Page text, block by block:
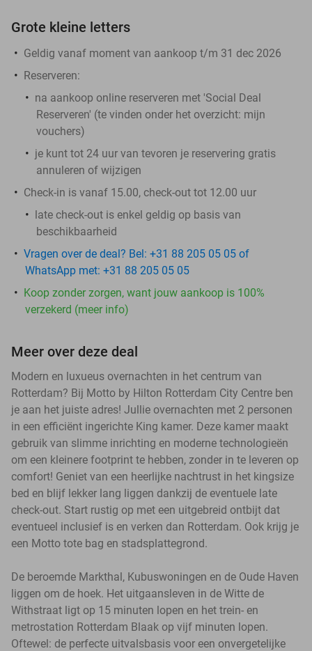
Grote kleine letters
Geldig vanaf moment van aankoop t/m 31 dec 2026
Reserveren:
na aankoop online reserveren met 'Social Deal
Reserveren' (te vinden onder het overzicht: mijn
vouchers)
je kunt tot 24 uur van tevoren je reservering gratis
annuleren of wijzigen
Check-in is vanaf 15.00, check-out tot 12.00 uur
late check-out is enkel geldig op basis van
beschikbaarheid
Vragen over de deal? Bel: +31 88 205 05 05 of
WhatsApp met: +31 88 205 05 05
Koop zonder zorgen, want jouw aankoop is 100%
verzekerd (meer info)
Meer over deze deal
Modern en luxueus overnachten in het centrum van
Rotterdam? Bij Motto by Hilton Rotterdam City Centre ben
je aan het juiste adres! Jullie overnachten met 2 personen
in een efficiënt ingerichte King kamer. Deze kamer maakt
gebruik van slimme inrichting en moderne technologieën
om een kleinere footprint te hebben, zonder in te leveren op
comfort! Geniet van een heerlijke nachtrust in het kingsize
bed en blijf lekker lang liggen dankzij de eventuele late
check-out. Start rustig op met een uitgebreid ontbijt dat
eventueel inclusief is en verken dan Rotterdam. Ook krijg je
een Motto tote bag en stadsplattegrond.
De beroemde Markthal, Kubuswoningen en de Oude Haven
liggen om de hoek. Het uitgaansleven in de Witte de
Withstraat ligt op 15 minuten lopen en het trein- en
metrostation Rotterdam Blaak op vijf minuten lopen.
Oftewel: de perfecte uitvalsbasis voor een onvergetelijke